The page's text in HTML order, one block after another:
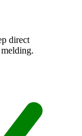
direct